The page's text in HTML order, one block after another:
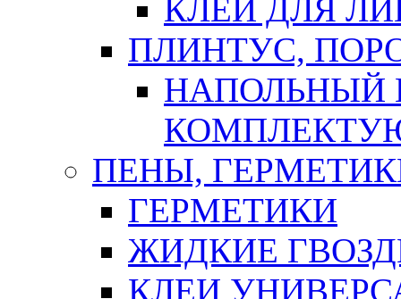
КЛЕЙ ДЛЯ
ПЛИНТУС,
НАПОЛЬНЫЙ
ПЕНЫ,
ГЕРМЕТИКИ
ЖИДКИЕ
КЛЕИ